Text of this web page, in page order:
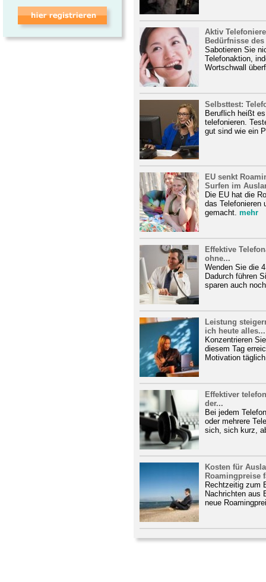
Aktiv
Bedürfnisse
Sabotieren Sie
Telefonaktion,
Wortschwall
Selbsttest:
Beruflich heißt
telefonieren.
gut sind wie ein
EU senkt
Surfen im
Die EU hat die
das Telefonieren
gemacht. mehr
Effektive
ohne...
Wenden Sie die
Dadurch führen
sparen auch
Leistung
ich heute alles...
Konzentrieren
diesem Tag
Motivation
Effektiver
der...
Bei jedem
oder mehrere
sich, sich kurz,
Kosten für
Roamingpreise
Rechtzeitig zum
Nachrichten aus
neue